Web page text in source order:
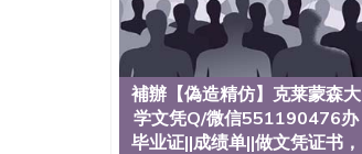
補辦【偽造精仿】克莱蒙森大
学文凭Q/微信551190476办
毕业证||成绩单||做文凭证书，